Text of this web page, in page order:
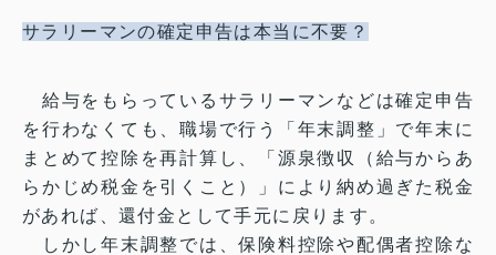
サラリーマンの確定申告は本当に不要？
給与をもらっているサラリーマンなどは確定申告
を行わなくても、職場で行う「年末調整」で年末に
まとめて控除を再計算し、「源泉徴収（給与からあ
らかじめ税金を引くこと）」により納め過ぎた税金
があれば、還付金として手元に戻ります。
しかし年末調整では、保険料控除や配偶者控除な